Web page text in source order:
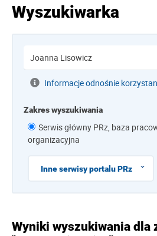
Wyszukiwarka
Informacje odnośnie
Zakres wyszukiwania
Serwis główny PRz, baza
organizacyjna
Inne serwisy portalu PRz
Wyniki wyszukiwania dla